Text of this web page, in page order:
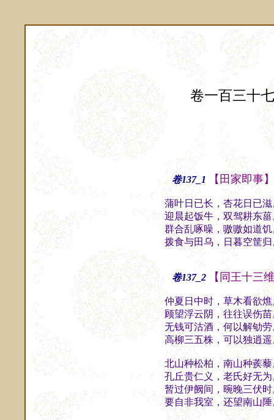
卷一百三十七
卷137_1 【田家即事】
蒲叶日已长，杏花日已
迎晨起饭牛，双驾耕东
群合乱啄噪，嗷嗷如道
拨食与田乌，日暮空筐
卷137_2 【同王十三
仲夏日中时，草木看欲
顾望浮云阴，往往误伤
无钱可沽酒，何以解劬
高柳三五株，可以独逍遥
北山种松柏，南山种蒺
孔丘贵仁义，老氏好无
暂过伊阙间，晼晚三伏
要自非我室，还望南山陲